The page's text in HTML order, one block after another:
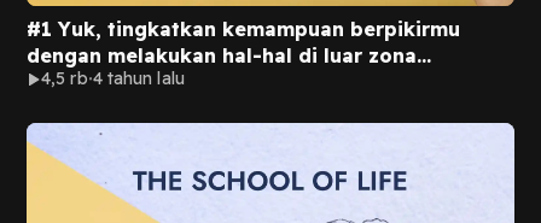
#1 Yuk, tingkatkan kemampuan berpikirmu
dengan melakukan hal-hal di luar zona
nyamanmu.
4,5 rb 4 tahun lalu